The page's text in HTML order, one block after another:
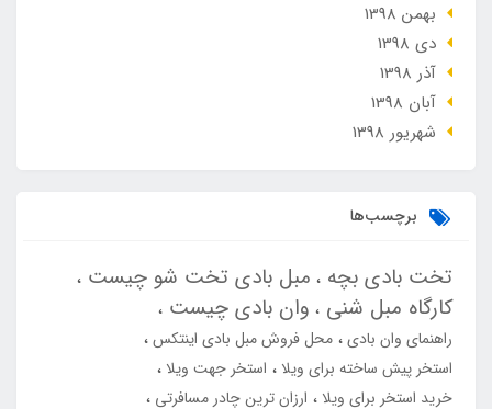
بهمن 1398
دی 1398
آذر 1398
آبان 1398
شهریور 1398
برچسب‌ها
تخت بادی بچه مبل بادی تخت شو چیست
کارگاه مبل شنی وان بادی چیست
راهنمای وان بادی محل فروش مبل بادی اینتکس
استخر پیش ساخته برای ویلا
استخر جهت ویلا
خرید استخر برای ویلا
ارزان ترین چادر مسافرتی